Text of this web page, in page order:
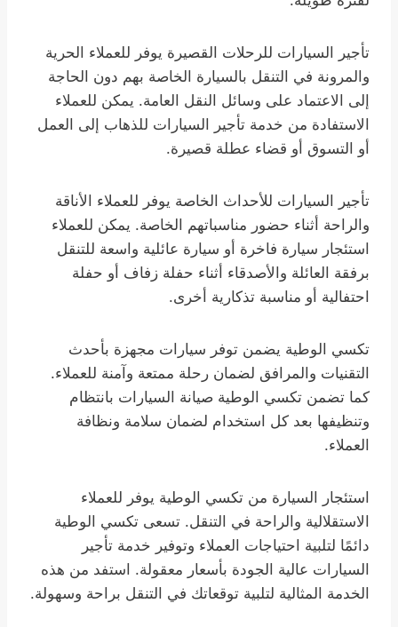
تأجير السيارات للرحلات القصيرة يوفر للعملاء الحرية
والمرونة في التنقل بالسيارة الخاصة بهم دون الحاجة
إلى الاعتماد على وسائل النقل العامة. يمكن للعملاء
الاستفادة من خدمة تأجير السيارات للذهاب إلى العمل
أو التسوق أو قضاء عطلة قصيرة.
تأجير السيارات للأحداث الخاصة يوفر للعملاء الأناقة
والراحة أثناء حضور مناسباتهم الخاصة. يمكن للعملاء
استئجار سيارة فاخرة أو سيارة عائلية واسعة للتنقل
برفقة العائلة والأصدقاء أثناء حفلة زفاف أو حفلة
احتفالية أو مناسبة تذكارية أخرى.
تكسي الوطية يضمن توفر سيارات مجهزة بأحدث
التقنيات والمرافق لضمان رحلة ممتعة وآمنة للعملاء.
كما تضمن تكسي الوطية صيانة السيارات بانتظام
وتنظيفها بعد كل استخدام لضمان سلامة ونظافة
العملاء.
استئجار السيارة من تكسي الوطية يوفر للعملاء
الاستقلالية والراحة في التنقل. تسعى تكسي الوطية
دائمًا لتلبية احتياجات العملاء وتوفير خدمة تأجير
السيارات عالية الجودة بأسعار معقولة. استفد من هذه
الخدمة المثالية لتلبية توقعاتك في التنقل براحة وسهولة.